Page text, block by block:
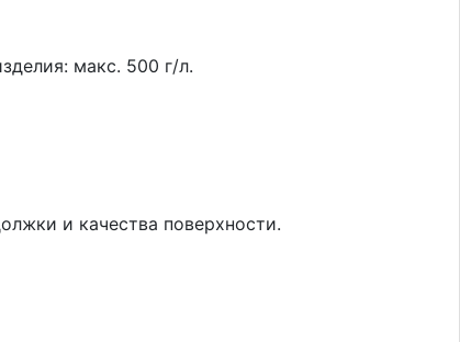
макс. 500 г/л.
и качества поверхности.